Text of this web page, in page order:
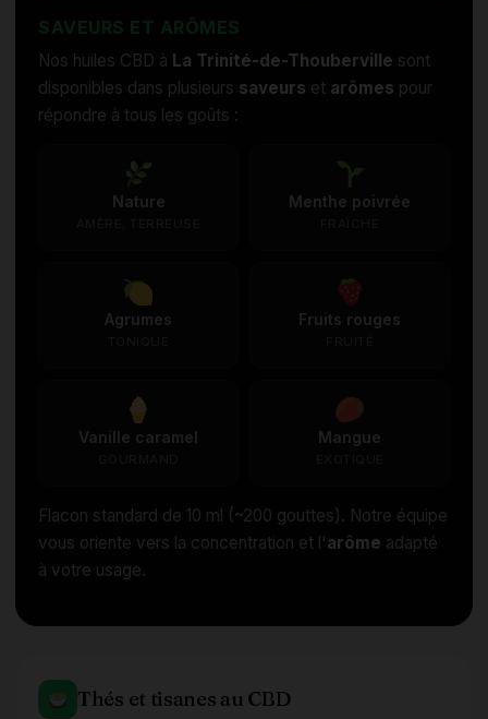
SAVEURS ET ARÔMES
Nos huiles CBD à La Trinité-de-Thouberville sont
disponibles dans plusieurs saveurs et arômes pour
répondre à tous les goûts :
Nature Menthe poivrée
Agrumes Fruits rouges
Vanille caramel Mangue
Flacon standard de 10 ml (~200 gouttes). Notre équipe
vous oriente vers la concentration et l'arôme adapté
à votre usage.
Thés et tisanes au CBD